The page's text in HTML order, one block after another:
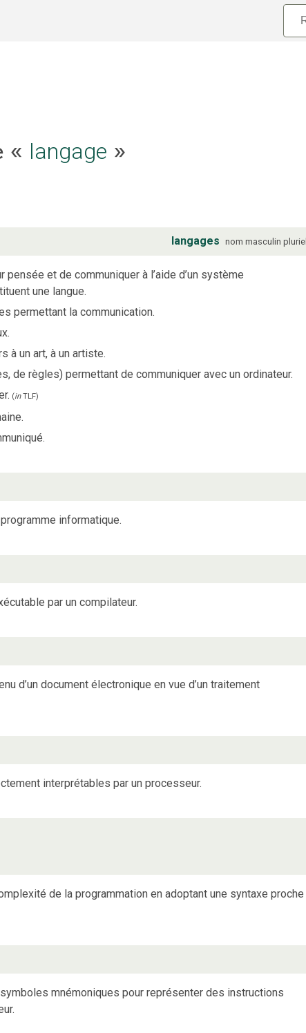
« langage »
langages nom masculin pluriel
pensée et de communiquer à l’aide d’un système
une langue.
permettant la communication.
à un art, à un artiste.
de règles) permettant de communiquer avec un ordinateur.
(inTLF)
informatique.
par un compilateur.
d’un document électronique en vue d’un traitement
interprétables par un processeur.
de la programmation en adoptant une syntaxe proche
mnémoniques pour représenter des instructions